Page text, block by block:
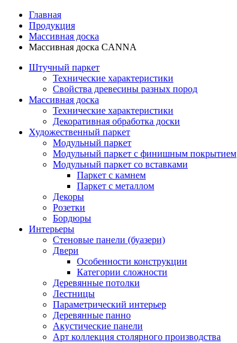
Главная
Продукция
Массивная доска
Массивная доска CANNA
Штучный паркет
Технические характеристики
Свойства древесины разных пород
Массивная доска
Технические характеристики
Декоративная обработка доски
Художественный паркет
Модульный паркет
Модульный паркет с финишным покрытием
Модульный паркет со вставками
Паркет с камнем
Паркет с металлом
Декоры
Розетки
Бордюры
Интерьеры
Стеновые панели (буазери)
Двери
Особенности конструкции
Категории сложности
Деревянные потолки
Лестницы
Параметрический интерьер
Деревянные панно
Акустические панели
Арт коллекция столярного производства